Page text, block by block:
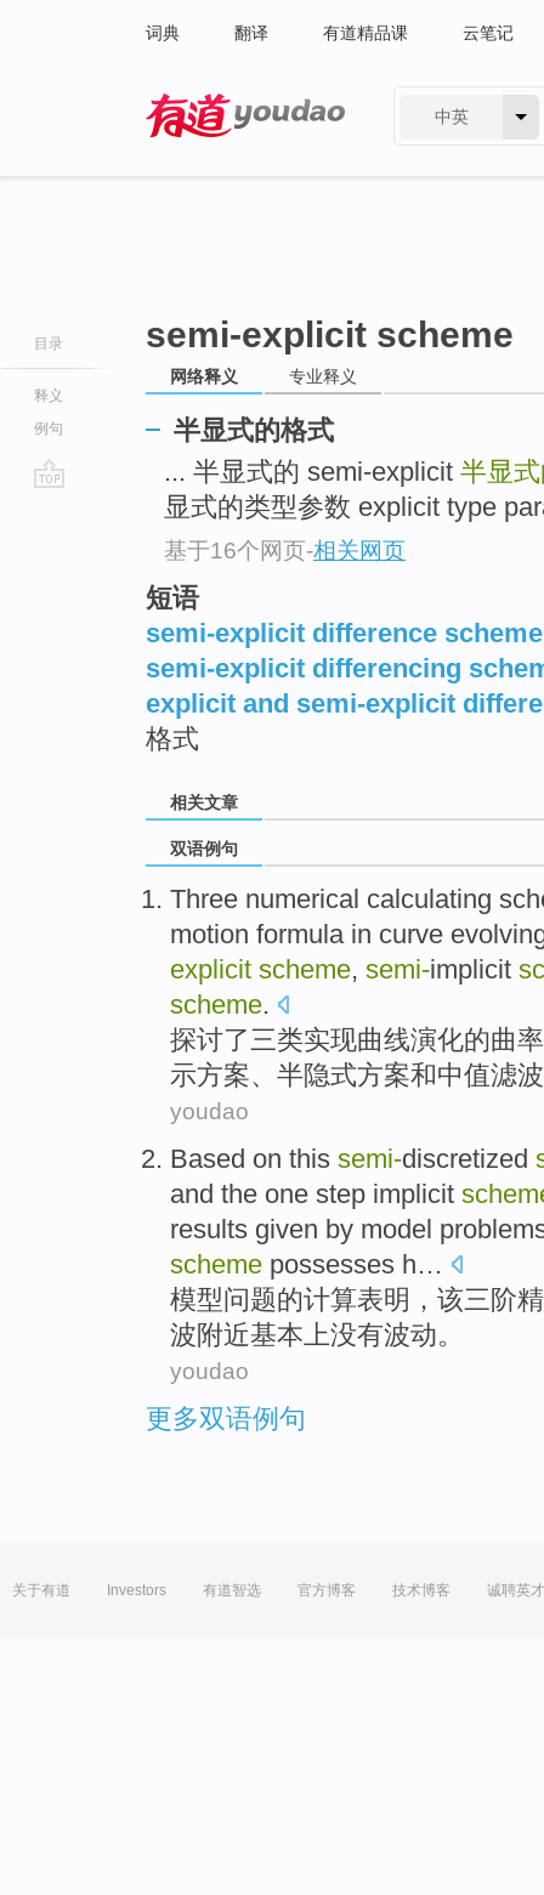
词典 翻译 有道精品课 云笔记
中英
目录
释义
例句
semi-explicit scheme
网络释义 专业释义
半显式的格式
... 半显式的 semi-explicit 半显
显式的类型参数 explicit type
基于16个网页-相关网页
短语
semi-explicit difference scheme
semi-explicit differencing
explicit and semi-explicit
格式
相关文章
双语例句
Three numerical calculating
motion formulain curve
explicit scheme, semi-implicit
scheme.
探讨了三类实现曲线演化的曲率
示方案、半隐式方案和中值滤
youdao
Based on this semi-discretized
and the one step implicit
results given by model
scheme possesses h…
模型问题的计算表明，该三阶
波附近基本上没有波动。
youdao
更多双语例句
关于有道 Investors 有道智选 官方博客 技术博客 诚聘英才